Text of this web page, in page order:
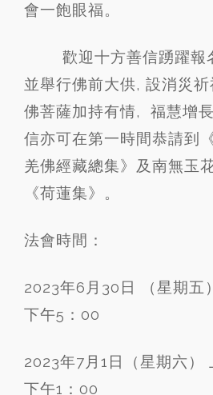
會一飽眼福。
歡迎十方善信踴躍報
並舉行佛前大供, 設消災
佛菩薩加持有情, 福慧增
信亦可在第一時間恭請到
羌佛經藏總集》及南無玉
《荷蓮集》。
法會時間：
2023年6月30日 （星期五
下午5：00
2023年7月1日（星期六）
下午1：00